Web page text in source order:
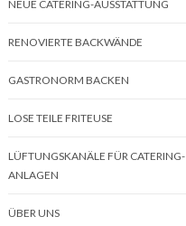
NEUE CATERING-AUSSTATTUNG
RENOVIERTE BACKWÄNDE
GASTRONORM BACKEN
LOSE TEILE FRITEUSE
LÜFTUNGSKANÄLE FÜR CATERING-
ANLAGEN
ÜBER UNS